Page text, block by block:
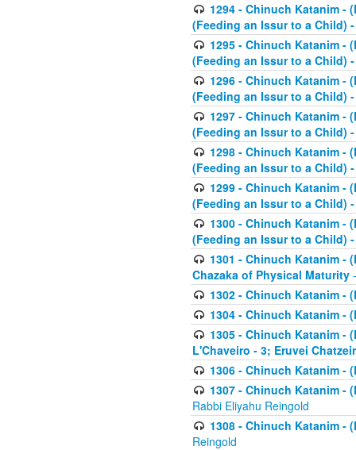
1294 - Chinuch Katanim -
(Feeding an Issur to a Child)
1295 - Chinuch Katanim -
(Feeding an Issur to a Child)
1296 - Chinuch Katanim -
(Feeding an Issur to a Child)
1297 - Chinuch Katanim -
(Feeding an Issur to a Child)
1298 - Chinuch Katanim -
(Feeding an Issur to a Child)
1299 - Chinuch Katanim -
(Feeding an Issur to a Child)
1300 - Chinuch Katanim -
(Feeding an Issur to a Child)
1301 - Chinuch Katanim -
Chazaka of Physical Maturity
1302 - Chinuch Katanim -
1304 - Chinuch Katanim -
1305 - Chinuch Katanim -
L'Chaveiro - 3; Eruvei
1306 - Chinuch Katanim -
1307 - Chinuch Katanim -
Rabbi Eliyahu Reingold
1308 - Chinuch Katanim -
Reingold